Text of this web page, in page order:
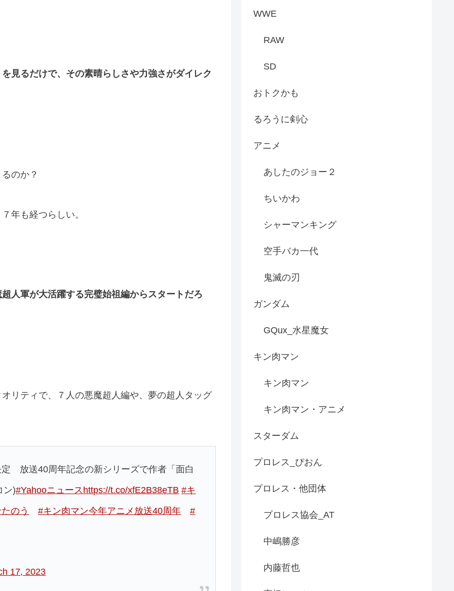
見るだけで、その素晴らしさや力強さがダイレク
のか？
年も経つらしい。
人軍が大活躍する完璧始祖編からスタートだろ
リティで、７人の悪魔超人編や、夢の超人タッグ
放送40周年記念の新シリーズで作者「面白
ン)#Yahooニュース https://t.co/xfE2B38eTB #キ
のう #キン肉マン今年アニメ放送40周年 #
17, 2023
WWE
RAW
SD
おトクかも
るろうに剣心
アニメ
あしたのジョー２
ちいかわ
シャーマンキング
空手バカ一代
鬼滅の刃
ガンダム
GQux_水星魔女
キン肉マン
キン肉マン
キン肉マン・アニメ
スターダム
プロレス_ぴおん
プロレス・他団体
プロレス協会_AT
中嶋勝彦
内藤哲也